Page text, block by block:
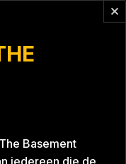
Basement
iedereen die de